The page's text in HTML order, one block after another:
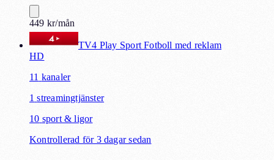
449 kr/mån
TV4 Play Sport Fotboll med reklam
HD
11 kanaler
1 streamingtjänster
10 sport & ligor
Kontrollerad för 3 dagar sedan